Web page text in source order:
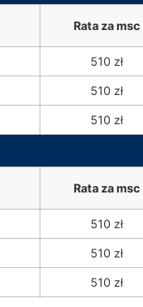
Rata za msc
510 zł
510 zł
510 zł
Rata za msc
510 zł
510 zł
510 zł